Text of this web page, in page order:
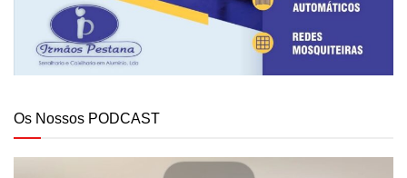
Os Nossos PODCAST